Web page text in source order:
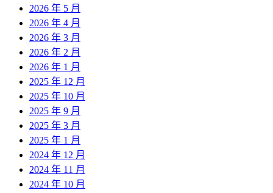
2026 年 5 月
2026 年 4 月
2026 年 3 月
2026 年 2 月
2026 年 1 月
2025 年 12 月
2025 年 10 月
2025 年 9 月
2025 年 3 月
2025 年 1 月
2024 年 12 月
2024 年 11 月
2024 年 10 月